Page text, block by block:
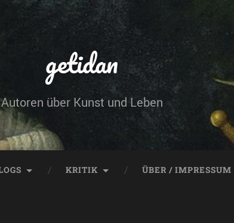
getidan
Autoren über Kunst und Leben
KRITIK ÜBER / IMPRESSUM